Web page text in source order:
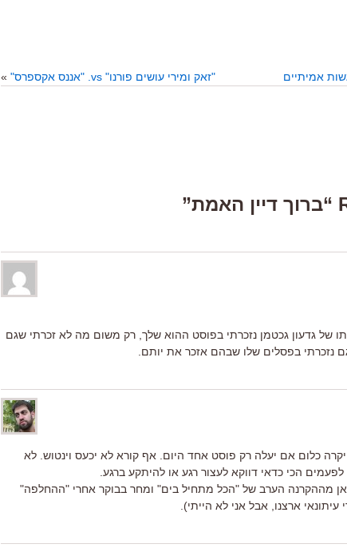
אמיתיים "זאק ומירי עושים פורנו" vs. "אננס אקספרס" »
של גדעון גכטמן נזכרתי בפוסט ההוא שלך, רק משום מה לא זכרתי שגם
נזכרתי בפסלים שלו שבהם אזכר את יותם.
כלום אם יעלה רק פוסט אחד היום. אף קורא לא יכעס וינטוש. לא
הכי כדאי דווקא לעצור רגע או להיתקע ברגע.
מההקרנה הערב של "הכל מתחיל בים" ומחר בבוקר אחרי "ההחלפה"
ארצנו, אבל אני לא הייתי).